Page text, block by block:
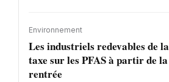
Environnement
Les industriels redevables de la
taxe sur les PFAS à partir de la
rentrée